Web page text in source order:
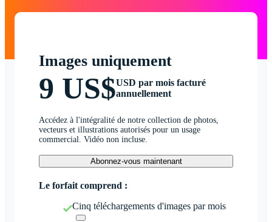
Images uniquement
9 US$USD par mois facturé
annuellement
Accédez à l'intégralité de notre collection de photos,
vecteurs et illustrations autorisés pour un usage
commercial. Vidéo non incluse.
Abonnez-vous maintenant
Le forfait comprend :
Cinq téléchargements d'images par mois